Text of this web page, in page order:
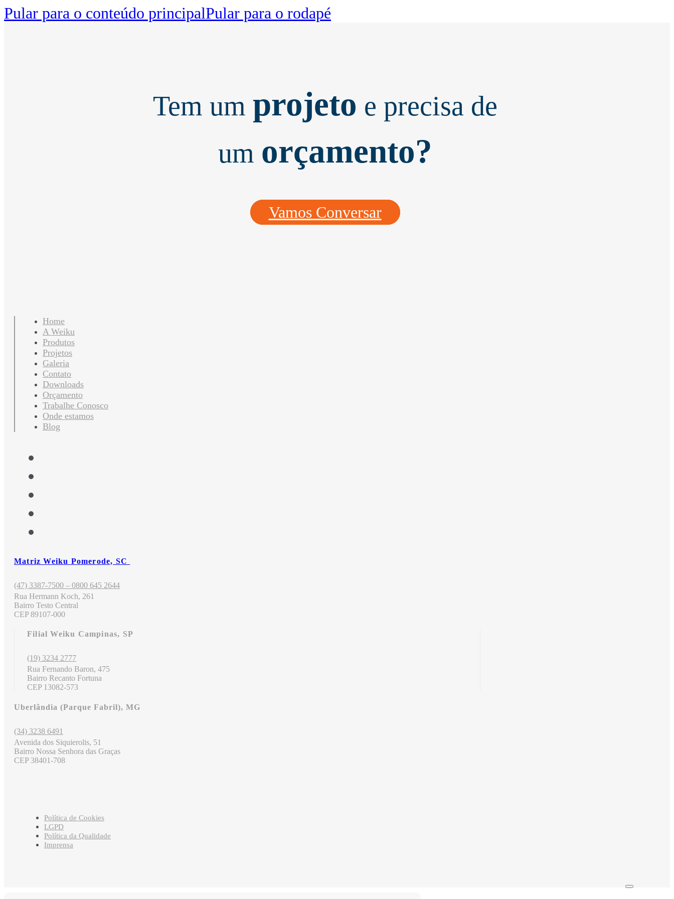
Pular para o conteúdo principalPular para o rodapé
Tem um projeto e precisa de
um orçamento?
Vamos Conversar
Home
A Weiku
Produtos
Projetos
Galeria
Contato
Downloads
Orçamento
Trabalhe Conosco
Onde estamos
Blog
Matriz Weiku Pomerode, SC
(47) 3387-7500 – 0800 645 2644
Rua Hermann Koch, 261
Bairro Testo Central
CEP 89107-000
Filial Weiku Campinas, SP
(19) 3234 2777
Rua Fernando Baron, 475
Bairro Recanto Fortuna
CEP 13082-573
Uberlândia (Parque Fabril), MG
(34) 3238 6491
Avenida dos Siquierolis, 51
Bairro Nossa Senhora das Graças
CEP 38401-708
Política de Cookies
LGPD
Política da Qualidade
Imprensa